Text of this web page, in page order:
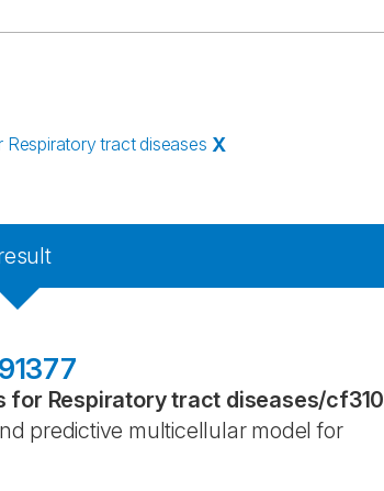
tract diseases X
for Respiratory tract diseases/cf310
predictive multicellular model for